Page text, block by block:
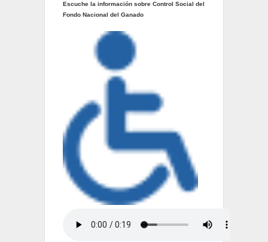
Escuche la información sobre Control Social del
Fondo Nacional del Ganado